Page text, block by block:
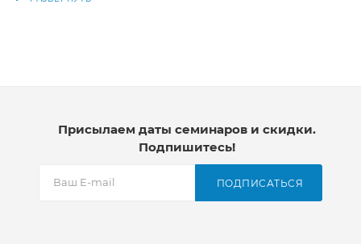
Присылаем даты семинаров и скидки.
Подпишитесь!
ПОДПИСАТЬСЯ